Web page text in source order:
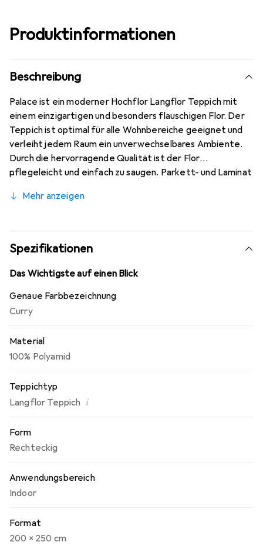
Produktinformationen
Beschreibung
Palace ist ein moderner Hochflor Langflor Teppich mit
einem einzigartigen und besonders flauschigen Flor. Der
Teppich ist optimal für alle Wohnbereiche geeignet und
verleiht jedem Raum ein unverwechselbares Ambiente.
Durch die hervorragende Qualität ist der Flor
pflegeleicht und einfach zu saugen. Parkett- und Laminat
oder Flusen.
Mehr anzeigen
Spezifikationen
Das Wichtigste auf einen Blick
Genaue Farbbezeichnung
Curry
Material
100% Polyamid
Teppichtyp
Langflor Teppich i
Form
Rechteckig
Anwendungsbereich
Indoor
Format
200 x 250 cm